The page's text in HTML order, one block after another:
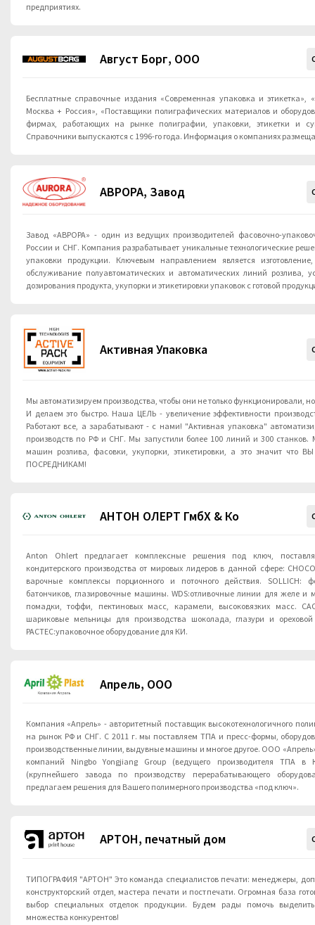
предприятиях.
Август Борг, ООО
Бесплатные справочные издания «Современная упаковка и этикетка»,
Москва + Россия», «Поставщики полиграфических материалов и
фирмах, работающих на рынке полиграфии, упаковки, этикетки и
Справочники выпускаются с 1996-го года. Информация о компаниях
АВРОРА, Завод
Завод «АВРОРА» - один из ведущих производителей фасовочно-
России и СНГ. Компания разрабатывает уникальные технологические
упаковки продукции. Ключевым направлением является
обслуживание полуавтоматических и автоматических линий розлива,
дозирования продукта, укупорки и этикетировки упаковок с готовой
Активная Упаковка
Мы автоматизируем производства, чтобы они не только функционировали,
И делаем это быстро. Наша ЦЕЛЬ - увеличение эффективности производства любого масштаба.
Работают все, а зарабатывают - с нами! "Активная упаковка" автоматизировала уже более 150
производств по РФ и СНГ. Мы запустили более 100 линий и 300
машин розлива, фасовки, укупорки, этикетировки, а это значит что
ПОСРЕДНИКАМ!
АНТОН ОЛЕРТ ГмбХ & Ко
Anton Ohlert предлагает комплексные решения под ключ,
кондитерского производства от мировых лидеров в данной сфере:
варочные комплексы порционного и поточного действия. SOLLICH: формование конфет и
батончиков, глазировочные машины. WDS:отливочные линии для желе и
помадки, тоффи, пектиновых масс, карамели, высоковязких масс.
шариковые мельницы для производства шоколада, глазури и ореховой
PACTEC:упаковочное оборудование для КИ.
Апрель, ООО
Компания «Апрель» - авторитетный поставщик высокотехнологичного
на рынок РФ и СНГ. С 2011 г. мы поставляем ТПА и пресс-формы, оборудование для рециклинга,
производственные линии, выдувные машины и многое другое. ООО «Апрель» - официальный дилер
компаний Ningbo Yongjiang Group (ведущего производителя ТПА в
(крупнейшего завода по производству перерабатывающего
предлагаем решения для Вашего полимерного производства «под ключ».
АРТОН, печатный дом
ТИПОГРАФИЯ "АРТОН" Это команда специалистов печати: менеджеры, допечатники, дизайнеры,
конструкторский отдел, мастера печати и постпечати. Огромная база
выбор специальных отделок продукции. Будем рады помочь
множества конкурентов!